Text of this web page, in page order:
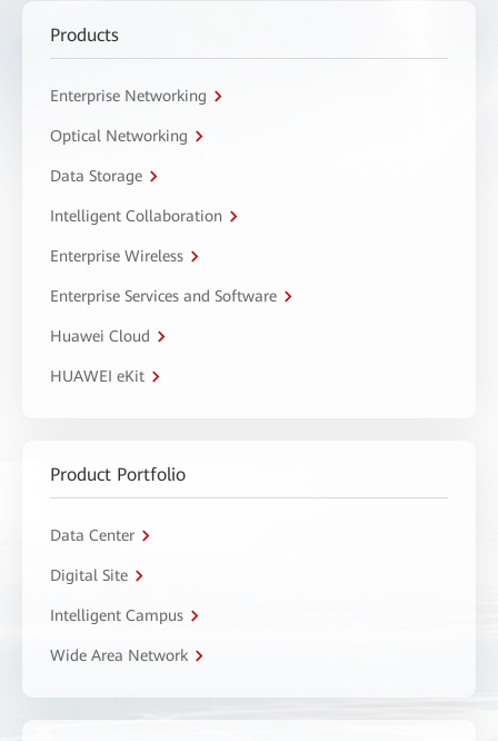
Products
Enterprise Networking
Optical Networking
Data Storage
Intelligent Collaboration
Enterprise Wireless
Enterprise Services and Software
Huawei Cloud
HUAWEI eKit
Product Portfolio
Data Center
Digital Site
Intelligent Campus
Wide Area Network